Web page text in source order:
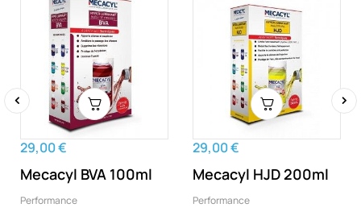
29,00 €
Mecacyl BVA 100ml
Performance
29,00 €
Mecacyl HJD 200ml
Performance